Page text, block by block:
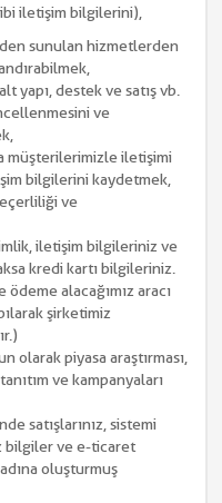
iletişim bilgilerini),
sunulan hizmetlerden
yapı, destek ve satış vb.
ve
müşterilerimizle iletişimi
bilgilerini kaydetmek,
ve
iletişim bilgileriniz ve
kredi kartı bilgileriniz.
alacağımız aracı
şirketimiz
olarak piyasa araştırması,
ve kampanyaları
satışlarınız, sistemi
bilgiler ve e-ticaret
oluşturmuş